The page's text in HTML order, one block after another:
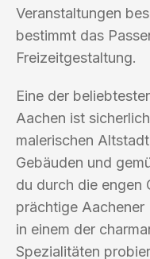
Veranstaltungen
bestimmt das
Freizeitgestaltung.
Eine der
Aachen ist
malerischen
Gebäuden und
du durch die engen
prächtige
in einem der
Spezialitäten